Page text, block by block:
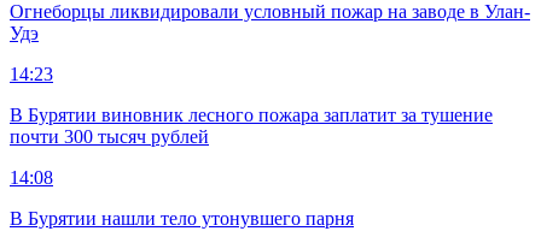
Огнеборцы ликвидировали условный пожар на заводе в Улан-
Удэ
14:23
В Бурятии виновник лесного пожара заплатит за тушение
почти 300 тысяч рублей
14:08
В Бурятии нашли тело утонувшего парня